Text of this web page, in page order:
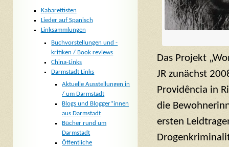
Das Projekt
JR zunächst
Providência in
die
ersten
Kabarettisten
Lieder auf Spanisch
Linksammlungen
Buchvorstellungen und -
kritiken / Book reviews
China-Links
Darmstadt Links
Aktuelle Ausstellungen in
/ um Darmstadt
Blogs und Blogger*innen
aus Darmstadt
Bücher rund um
Darmstadt
Öffentliche